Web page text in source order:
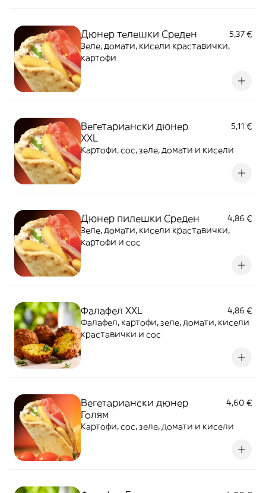
Дюнер телешки Среден
5,37 €
Зеле, домати, кисели краставички,
картофи
Вегетариански дюнер
XXL
5,11 €
Картофи, сос, зеле, домати и кисели
Дюнер пилешки Среден
4,86 €
Зеле, домати, кисели краставички,
картофи и сос
Фалафел XXL
4,86 €
Фалафел, картофи, зеле, домати, кисели
краставички и сос
Вегетариански дюнер
Голям
4,60 €
Картофи, сос, зеле, домати и кисели